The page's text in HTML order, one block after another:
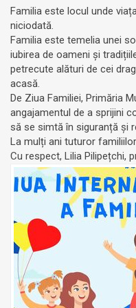
Familia este locul unde
niciodată.
Familia este temelia unei
iubirea de oameni și
petrecute alături de cei
acasă.
De Ziua Familiei, Primăria
angajamentul de a sprijini
să se simtă în siguranță și
La mulți ani tuturor
Cu respect, Lilia Pilipețchi,